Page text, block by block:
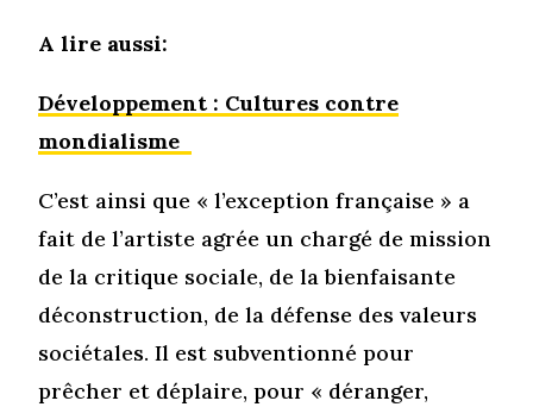
A lire aussi:
Développement : Cultures contre
mondialisme
C’est ainsi que « l’exception française » a
fait de l’artiste agrée un chargé de mission
de la critique sociale, de la bienfaisante
déconstruction, de la défense des valeurs
sociétales. Il est subventionné pour
prêcher et déplaire, pour « déranger,